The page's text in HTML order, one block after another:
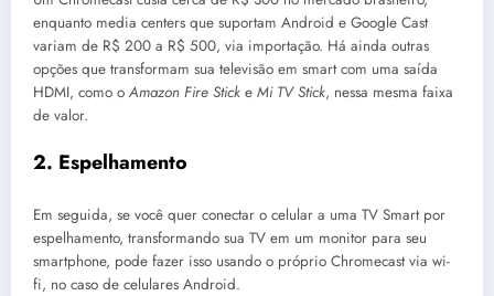
enquanto media centers que suportam Android e Google Cast
variam de R$ 200 a R$ 500, via importação. Há ainda outras
opções que transformam sua televisão em smart com uma saída
HDMI, como o Amazon Fire Stick e Mi TV Stick, nessa mesma faixa
de valor.
2. Espelhamento
Em seguida, se você quer conectar o celular a uma TV Smart por
espelhamento, transformando sua TV em um monitor para seu
smartphone, pode fazer isso usando o próprio Chromecast via wi-
fi, no caso de celulares Android.